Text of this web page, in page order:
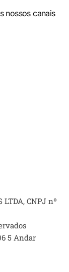
nossos canais
LTDA, CNPJ nº
5 Andar